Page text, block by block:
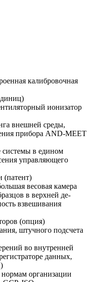
калибровочная
ионизатор
внешней среды,
прибора AND-MEET
системы в едином
управляющего
(патент)
весовая камера
в верхней де-
взвешивания
(опция)
штучного подсчета
во внутренней
данных,
организации